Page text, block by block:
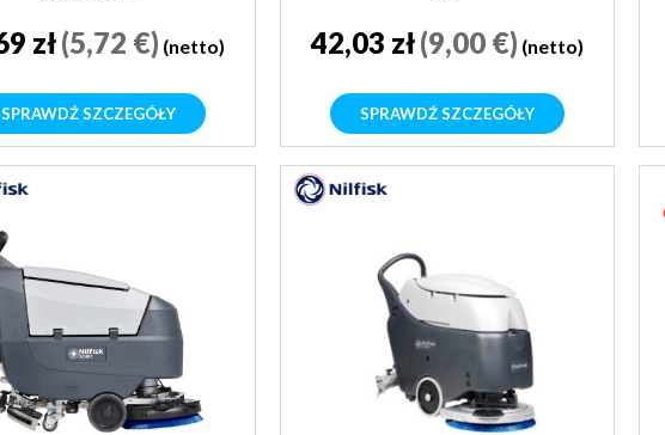
zł(5,72 €) (netto)
SPRAWDŹ SZCZEGÓŁY
42,03 zł(9,00 €) (netto)
SPRAWDŹ SZCZEGÓŁY